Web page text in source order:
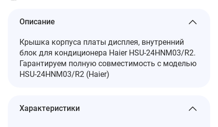
Описание
Крышка корпуса платы дисплея, внутренний
блок для кондиционера Haier HSU-24HNM03/R2.
Гарантируем полную совместимость с моделью
HSU-24HNM03/R2 (Haier)
Характеристики